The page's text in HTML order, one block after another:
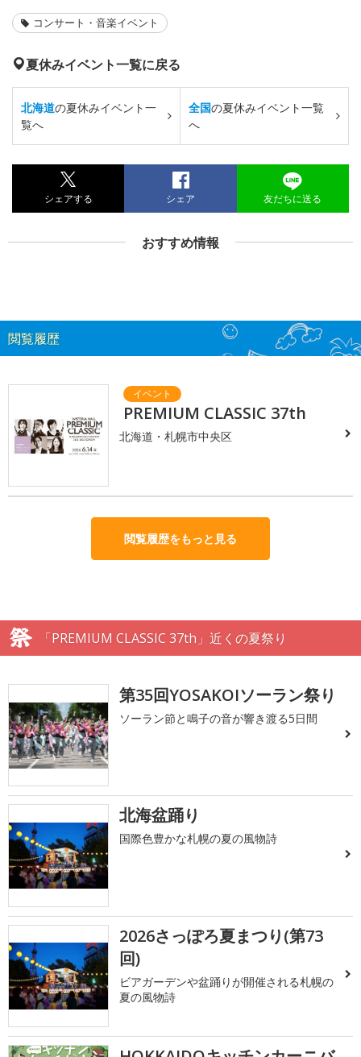
コンサート・音楽イベント
夏休みイベント一覧に戻る
北海道の夏休みイベント一
覧へ
全国の夏休みイベント一覧
へ
シェアする シェア 友だちに送る
おすすめ情報
閲覧履歴
PREMIUM CLASSIC 37th
北海道・札幌市中央区
閲覧履歴をもっと見る
「PREMIUM CLASSIC 37th」近くの夏祭り
第35回YOSAKOIソーラン祭り
ソーラン節と鳴子の音が響き渡る5日間
北海盆踊り
国際色豊かな札幌の夏の風物詩
2026さっぽろ夏まつり(第73
回)
ビアガーデンや盆踊りが開催される札幌の
夏の風物詩